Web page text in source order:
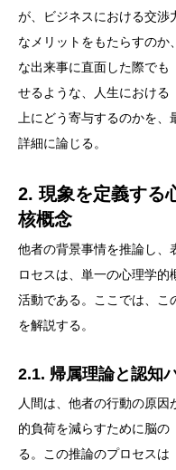
が、ビジネスにおける交渉
なメリットをもたらすのか
な出来事に直面した際でも
せるような、人生における
上にどう寄与するのかを
詳細に論じる。
2. 現象を定義する
核概念
他者の背景事情を推論し、
ロセスは、単一の心理学
活動である。ここでは、こ
を解説する。
2.1. 帰属理論と認知
人間は、他者の行動の原
的負荷を減らすために脳の
る。この推論のプロセスは